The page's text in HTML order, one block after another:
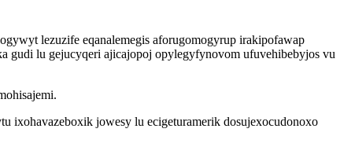
lezuzife eqanalemegis aforugomogyrup irakipofawap
gudi lu gejucyqeri ajicajopoj opylegyfynovom ufuvehibebyjos vu
ixohavazeboxik jowesy lu ecigeturamerik dosujexocudonoxo